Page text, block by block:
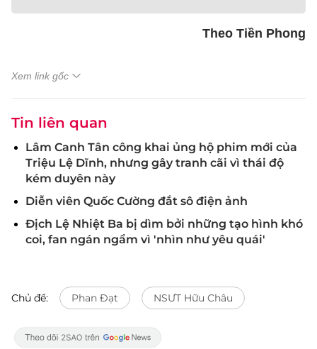
Theo Tiền Phong
Xem link gốc
Tin liên quan
Lâm Canh Tân công khai ủng hộ phim mới của
Triệu Lệ Dĩnh, nhưng gây tranh cãi vì thái độ
kém duyên này
Diễn viên Quốc Cường đắt sô điện ảnh
Địch Lệ Nhiệt Ba bị dìm bởi những tạo hình khó
coi, fan ngán ngẩm vì 'nhìn như yêu quái'
Chủ đề: Phan Đạt NSƯT Hữu Châu